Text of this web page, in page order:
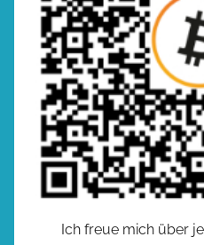
Ich freue mich über